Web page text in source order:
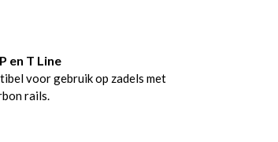
en T Line
voor gebruik op zadels met
rails.